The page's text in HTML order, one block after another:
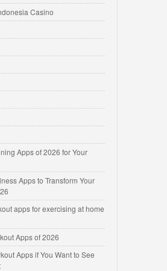
Casino
Apps of 2026 for Your
Apps to Transform Your
apps for exercising at home
Apps of 2026
Apps if You Want to See